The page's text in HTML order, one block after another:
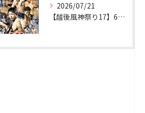
2026/07/21
【越後風神祭り17】6名参戦予定！